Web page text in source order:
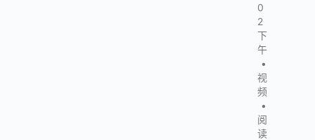
0
2
下
午
•
视
频
•
阅
读